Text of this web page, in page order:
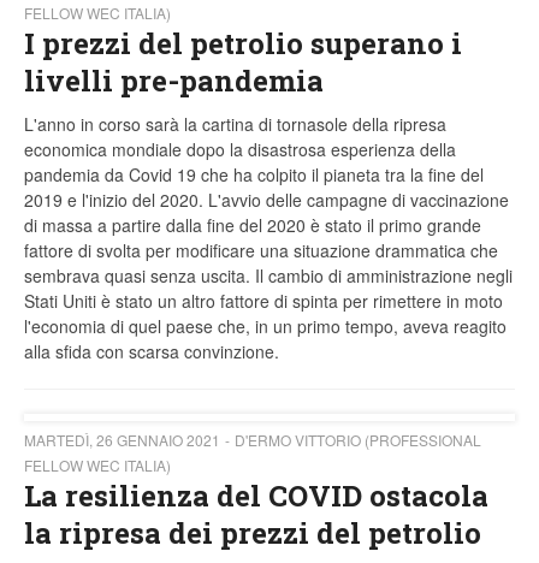
FELLOW WEC ITALIA)
I prezzi del petrolio superano i
livelli pre-pandemia
L'anno in corso sarà la cartina di tornasole della ripresa
economica mondiale dopo la disastrosa esperienza della
pandemia da Covid 19 che ha colpito il pianeta tra la fine del
2019 e l'inizio del 2020. L'avvio delle campagne di vaccinazione
di massa a partire dalla fine del 2020 è stato il primo grande
fattore di svolta per modificare una situazione drammatica che
sembrava quasi senza uscita. Il cambio di amministrazione negli
Stati Uniti è stato un altro fattore di spinta per rimettere in moto
l'economia di quel paese che, in un primo tempo, aveva reagito
alla sfida con scarsa convinzione.
MARTEDÌ, 26 GENNAIO 2021
D'ERMO VITTORIO (PROFESSIONAL
FELLOW WEC ITALIA)
La resilienza del COVID ostacola
la ripresa dei prezzi del petrolio